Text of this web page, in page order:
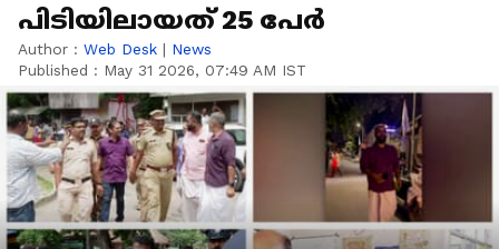
പിടിയിലായത് 25 പേർ
Author : Web Desk | News
Published : May 31 2026, 07:49 AM IST